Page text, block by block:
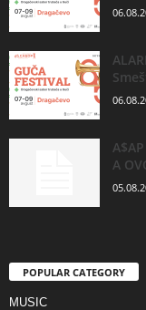
A
POPULAR CATEGORY
MUSIC